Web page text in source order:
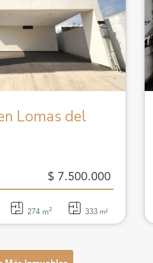
Lomas del
$ 7.500.000
274 m2 333 m²